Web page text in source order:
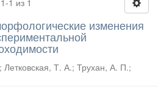
1 из 1
изменения
; Летковская, Т. А.; Трухан, А. П.;